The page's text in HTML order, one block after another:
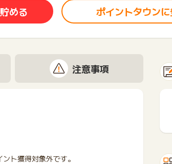
める ポイントタウン
注意事項
ト獲得対象外です。